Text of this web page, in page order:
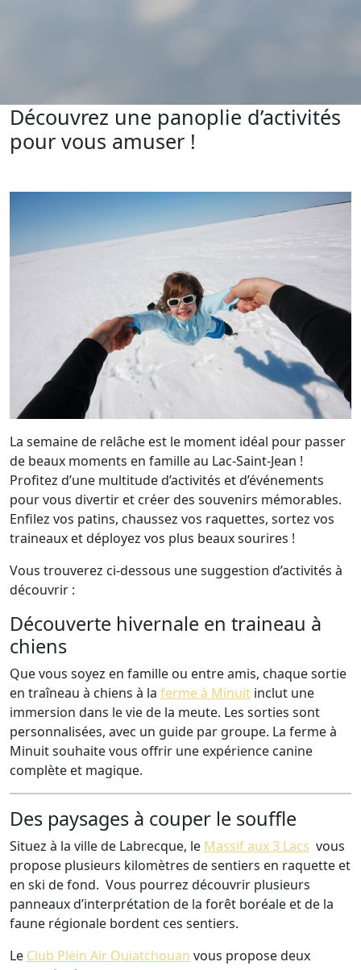
Découvrez une panoplie d’activités
pour vous amuser !
La semaine de relâche est le moment idéal pour passer
de beaux moments en famille au Lac-Saint-Jean !
Profitez d’une multitude d’activités et d’événements
pour vous divertir et créer des souvenirs mémorables.
Enfilez vos patins, chaussez vos raquettes, sortez vos
traineaux et déployez vos plus beaux sourires !
Vous trouverez ci-dessous une suggestion d’activités à
découvrir :
Découverte hivernale en traineau à
chiens
Que vous soyez en famille ou entre amis, chaque sortie
en traîneau à chiens à la ferme à Minuit inclut une
immersion dans le vie de la meute. Les sorties sont
personnalisées, avec un guide par groupe. La ferme à
Minuit souhaite vous offrir une expérience canine
complète et magique.
Des paysages à couper le souffle
Situez à la ville de Labrecque, le Massif aux 3 Lacs vous
propose plusieurs kilomètres de sentiers en raquette et
en ski de fond. Vous pourrez découvrir plusieurs
panneaux d’interprétation de la forêt boréale et de la
faune régionale bordent ces sentiers.
Le Club Plein Air Ouiatchouan vous propose deux